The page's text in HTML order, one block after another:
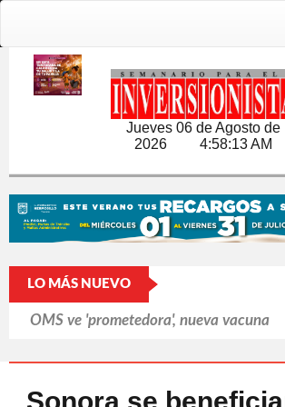
Jueves 06 de Agosto de
2026 4:58:13 AM
LO MÁS NUEVO
OMS ve 'prometedora', nueva vacuna
Cerró Capital One cuentas de